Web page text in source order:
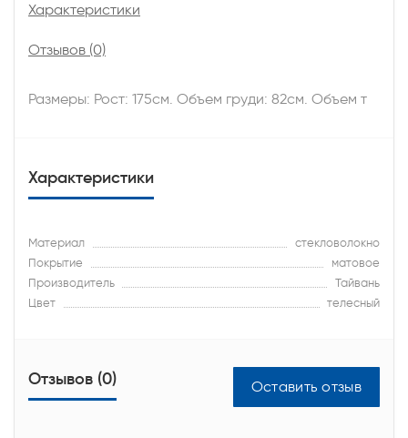
Характеристики
Отзывов (0)
Размеры: Рост: 175см. Объем груди: 82см. Объем т
Характеристики
Материал
стекловолокно
Покрытие
матовое
Производитель
Тайвань
Цвет
телесный
Отзывов (0) Оставить отзыв